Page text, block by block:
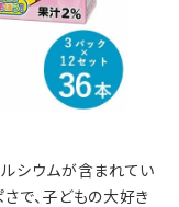
シウムが含まれてい
で、子どもの大好き